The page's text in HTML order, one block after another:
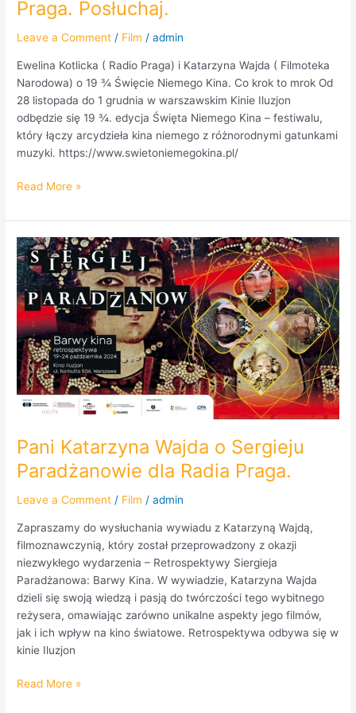
Praga. Posłuchaj.
Leave a Comment / Film /admin
Ewelina Kotlicka ( Radio Praga) i Katarzyna Wajda ( Filmoteka
Narodowa) o 19 ¾ Święcie Niemego Kina. Co krok to mrok Od
28 listopada do 1 grudnia w warszawskim Kinie Iluzjon
odbędzie się 19 ¾. edycja Święta Niemego Kina – festiwalu,
który łączy arcydzieła kina niemego z różnorodnymi gatunkami
muzyki. https://www.swietoniemegokina.pl/
Read More »
Pani Katarzyna Wajda o Sergieju
Paradżanowie dla Radia Praga.
Leave a Comment / Film /admin
Zapraszamy do wysłuchania wywiadu z Katarzyną Wajdą,
filmoznawczynią, który został przeprowadzony z okazji
niezwykłego wydarzenia – Retrospektywy Siergieja
Paradżanowa: Barwy Kina. W wywiadzie, Katarzyna Wajda
dzieli się swoją wiedzą i pasją do twórczości tego wybitnego
reżysera, omawiając zarówno unikalne aspekty jego filmów,
jak i ich wpływ na kino światowe. Retrospektywa odbywa się w
kinie Iluzjon
Pani
Katarzyna
Wajda
o
Sergieju
Paradżanowie
dla
Radia
Praga.
Read More »